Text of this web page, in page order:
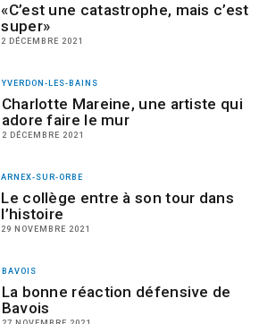
«C’est une catastrophe, mais c’est
super»
2 DÉCEMBRE 2021
YVERDON-LES-BAINS
Charlotte Mareine, une artiste qui
adore faire le mur
2 DÉCEMBRE 2021
ARNEX-SUR-ORBE
Le collège entre à son tour dans
l’histoire
29 NOVEMBRE 2021
BAVOIS
La bonne réaction défensive de
Bavois